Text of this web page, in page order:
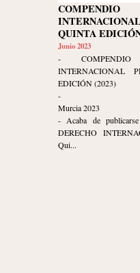
COMPENDIO
QUINTA
Junio 2023
-
INTERNACIONAL
EDICIÓN (2023)
-
Murcia 2023
- Acaba de
DERECHO
Qui...